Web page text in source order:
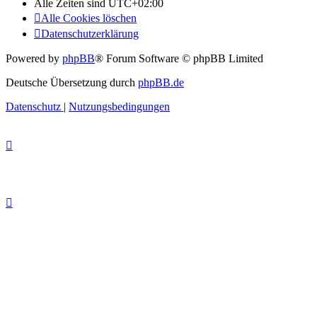
Alle Zeiten sind UTC+02:00
Alle Cookies löschen
Datenschutzerklärung
Powered by phpBB® Forum Software © phpBB Limited
Deutsche Übersetzung durch phpBB.de
Datenschutz | Nutzungsbedingungen